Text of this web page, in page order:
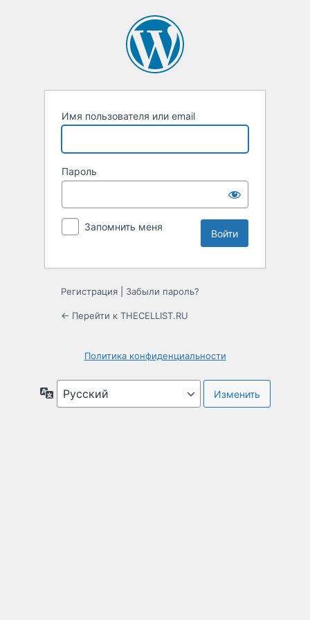
Имя пользователя или email
Пароль
Запомнить меня
Регистрация Забыли пароль?
← Перейти к THECELLIST.RU
Политика конфиденциальности
Язык